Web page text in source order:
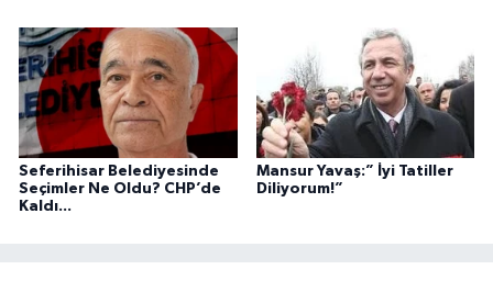
Seferihisar Belediyesinde
Seçimler Ne Oldu? CHP’de
Kaldı...
Mansur Yavaş:” İyi Tatiller
Diliyorum!”